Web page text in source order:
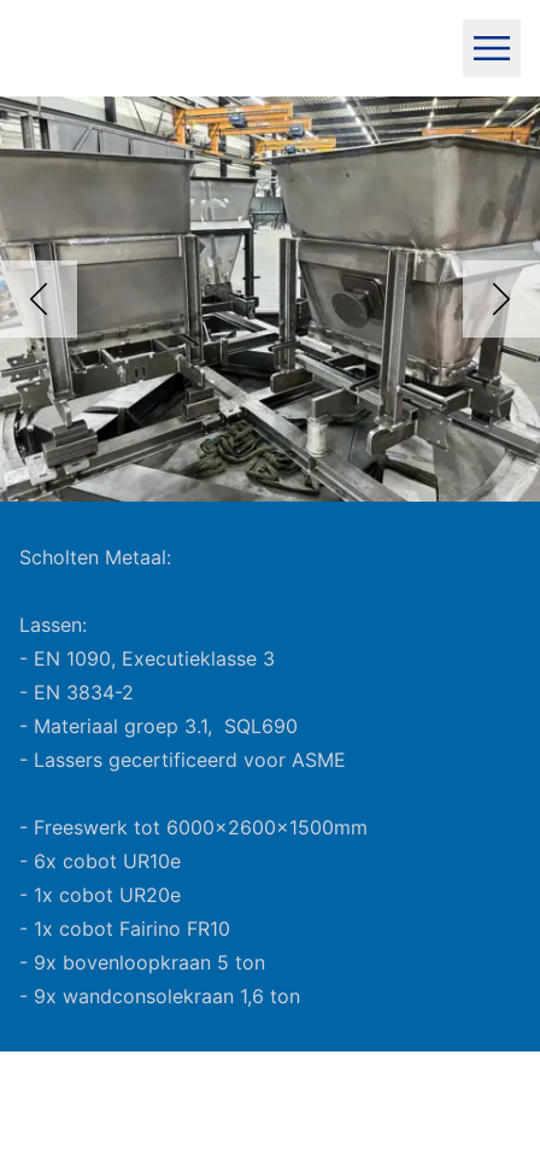
Scholten Metaal:
Lassen:
- EN 1090, Executieklasse 3
- EN 3834-2
- Materiaal groep 3.1, SQL690
- Lassers gecertificeerd voor ASME
- Freeswerk tot 6000x2600x1500mm
- 6x cobot UR10e
- 1x cobot UR20e
- 1x cobot Fairino FR10
- 9x bovenloopkraan 5 ton
- 9x wandconsolekraan 1,6 ton